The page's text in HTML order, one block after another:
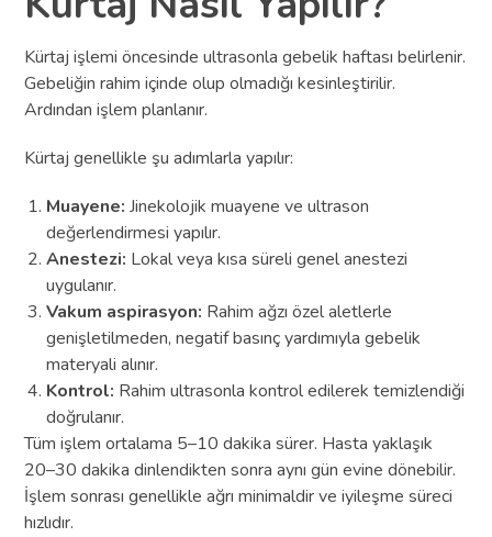
Kürtaj işlemi öncesinde ultrasonla gebelik haftası belirlenir.
Gebeliğin rahim içinde olup olmadığı kesinleştirilir.
Ardından işlem planlanır.
Kürtaj genellikle şu adımlarla yapılır:
Muayene: Jinekolojik muayene ve ultrason
değerlendirmesi yapılır.
Anestezi: Lokal veya kısa süreli genel anestezi
uygulanır.
Vakum aspirasyon: Rahim ağzı özel aletlerle
genişletilmeden, negatif basınç yardımıyla gebelik
materyali alınır.
Kontrol: Rahim ultrasonla kontrol edilerek temizlendiği
doğrulanır.
Tüm işlem ortalama 5–10 dakika sürer. Hasta yaklaşık
20–30 dakika dinlendikten sonra aynı gün evine dönebilir.
İşlem sonrası genellikle ağrı minimaldir ve iyileşme süreci
hızlıdır.